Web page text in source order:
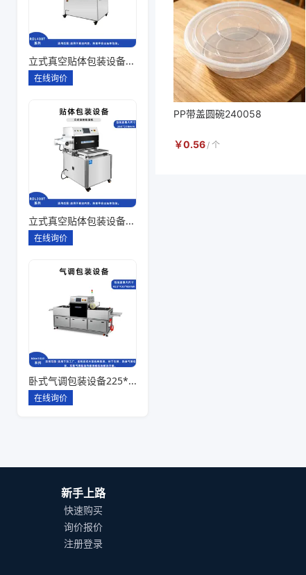
立式真空贴体包装设备260*180一出四
在线询价
立式真空贴体包装设备260*180一出二
在线询价
卧式气调包装设备225*142*80一出六
在线询价
PP带盖圆碗240058
￥0.56/ 个
新手上路
快速购买
询价报价
注册登录